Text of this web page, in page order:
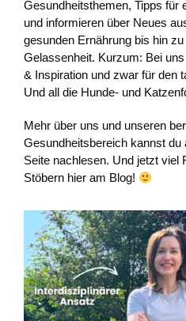
Gesundheitsthemen, Tipps für
und informieren über Neues
gesunden Ernährung bis hin
Gelassenheit. Kurzum: Bei
& Inspiration und zwar für den
Und all die Hunde- und
Mehr über uns und unseren
Gesundheitsbereich kannst du
Seite nachlesen. Und jetzt viel
Stöbern hier am Blog!